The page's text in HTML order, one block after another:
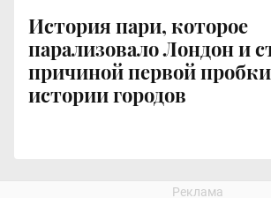
История пари, которое
парализовало Лондон и
причиной первой
истории городов